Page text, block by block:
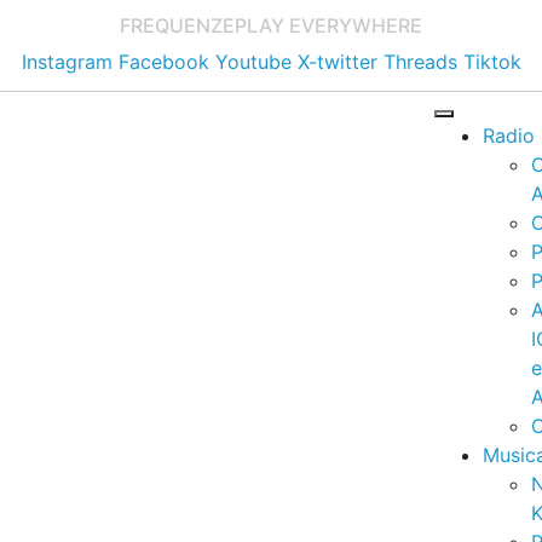
FREQUENZEPLAY EVERYWHERE
Instagram Facebook Youtube X-twitter Threads Tiktok
Radio
e